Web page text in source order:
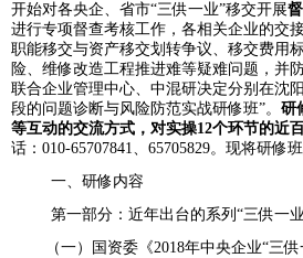
开始对各央企、省市“三供一业”移交开展
进行专项督查考核工作，各相关企业的交
职能移交与资产移交划转争议、移交费用
险、维修改造工程推进难等疑难问题，并
联合企业管理中心、中混研决定分别在沈
段的问题诊断与风险防范实战研修班”。 研
等互动的交流方式，对实操12个环节的近
话：010-65707841、65705829。现将研修
一、研修内容
第一部分：近年出台的系列 “三供一
（一）国资委《2018年中央企业“三